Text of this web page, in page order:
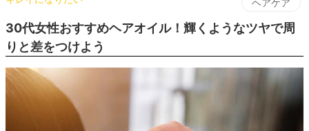
ヘアケア
30代女性おすすめヘアオイル！輝くようなツヤで周
りと差をつけよう